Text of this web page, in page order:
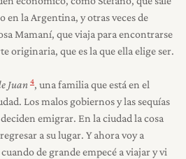
en la Argentina, y otras veces de
Mamaní, que viaja para encontrarse
originaria, que es la que ella elige ser.
Juan 4, una familia que está en el
Los malos gobiernos y las sequías
emigrar. En la ciudad la cosa
a su lugar. Y ahora voy a
de grande empecé a viajar y vi